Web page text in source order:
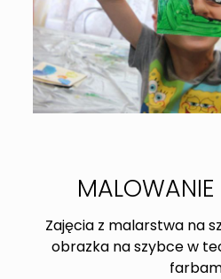
MALOWANIE
Zajęcia z malarstwa na
obrazka na szybce w